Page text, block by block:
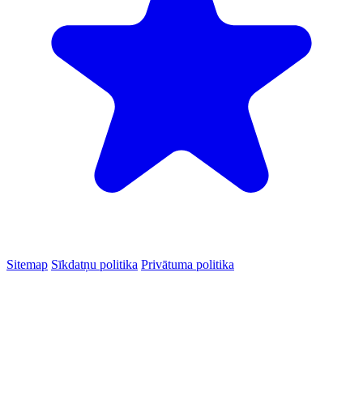
Sitemap Sīkdatņu politika Privātuma politika